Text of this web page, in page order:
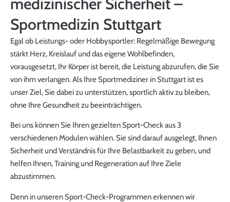
medizinischer Sicherheit –
Sportmedizin Stuttgart
Egal ob Leistungs- oder Hobbysportler: Regelmäßige Bewegung
stärkt Herz, Kreislauf und das eigene Wohlbefinden,
vorausgesetzt, Ihr Körper ist bereit, die Leistung abzurufen, die Sie
von ihm verlangen. Als Ihre Sportmediziner in Stuttgart ist es
unser Ziel, Sie dabei zu unterstützen, sportlich aktiv zu bleiben,
ohne Ihre Gesundheit zu beeinträchtigen.
Bei uns können Sie Ihren gezielten Sport-Check aus 3
verschiedenen Modulen wählen. Sie sind darauf ausgelegt, Ihnen
Sicherheit und Verständnis für Ihre Belastbarkeit zu geben, und
helfen Ihnen, Training und Regeneration auf Ihre Ziele
abzustimmen.
Denn in unseren Sport-Check-Programmen erkennen wir